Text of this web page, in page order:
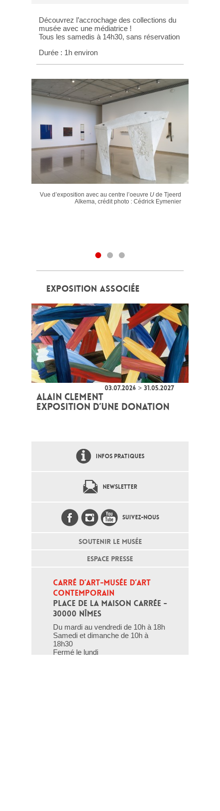
Découvrez l’accrochage des collections du
musée avec une médiatrice !
Tous les samedis à 14h30, sans réservation
Durée : 1h environ
Vue d’exposition avec au centre l’oeuvre U de Tjeerd
Alkema, crédit photo : Cédrick Eymenier
EXPOSITION ASSOCIÉE
03.07.2026 > 31.05.2027
ALAIN CLEMENT
EXPOSITION D’UNE DONATION
INFOS PRATIQUES
NEWSLETTER
SUIVEZ-NOUS
SOUTENIR LE MUSÉE
ESPACE PRESSE
CARRÉ D’ART-MUSÉE D’ART
CONTEMPORAIN
PLACE DE LA MAISON CARRÉE -
30000 NÎMES
Du mardi au vendredi de 10h à 18h
Samedi et dimanche de 10h à
18h30
Fermé le lundi